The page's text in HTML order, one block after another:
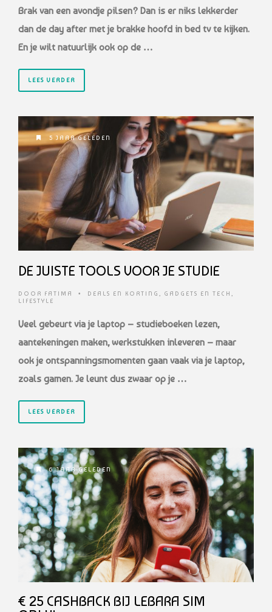
Brak van een avondje pilsen? Dan is er niks lekkerder
dan de day after met je brakke hoofd in bed tv te kijken.
En je wilt natuurlijk ook op de …
LEES VERDER
5 JAAR GELEDEN
DE JUISTE TOOLS VOOR JE STUDIE
DOOR FATIMA • DEALS EN KORTING , GADGETS EN TECH ,
LIFESTYLE
Veel gebeurt via je laptop – studieboeken lezen,
aantekeningen maken, werkstukken inleveren – maar
ook je ontspanningsmomenten gaan vaak via je laptop,
zoals gamen. Je leunt dus zwaar op je …
LEES VERDER
6 JAAR GELEDEN
€ 25 CASHBACK BIJ LEBARA SIM